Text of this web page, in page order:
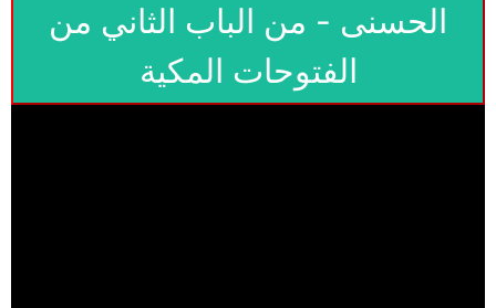
الحسنى - من الباب الثاني من
الفتوحات المكية